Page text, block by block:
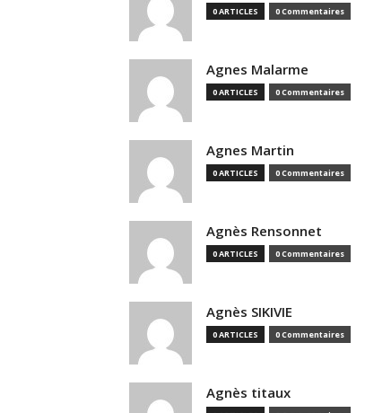
0 ARTICLES 0 Commentaires
Agnes Malarme
0 ARTICLES 0 Commentaires
Agnes Martin
0 ARTICLES 0 Commentaires
Agnès Rensonnet
0 ARTICLES 0 Commentaires
Agnès SIKIVIE
0 ARTICLES 0 Commentaires
Agnès titaux